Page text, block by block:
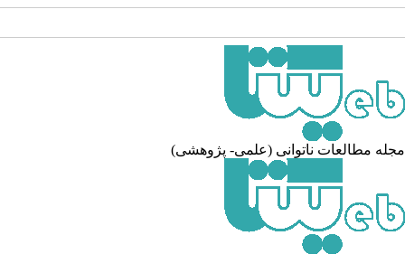
مطالعات ناتوانی (علمی- پژوهشی)